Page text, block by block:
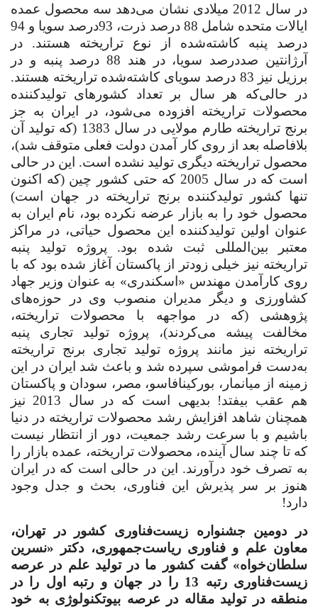
در سال 2012 میلادی نشان می‌دهد سه محصول عمده
ایالات متحده شامل 88 درصد
ذرت، 93‌درصد سویا و 94
درصد پنبه کاشته‌شده از نوع تراریخته هستند. در
آرژانتین صد‌درصد سویا، در هند 88 درصد پنبه و در
برزیل نیز 83 درصد سویای کاشته‌شده تراریخته هستند.
در حالی‌که هر سال بر تعداد کشورهای تولیدکننده
محصولات تراریخته افزوده می‌شود، در ایران به جز
برنج تراریخته طارم مولایی در سال 1383 (که تولید آن
بلافاصله بعد از روی کار آمدن دولت فعلی متوقف شد)،
محصول تراریخته دیگری تولید نشده است. این در حالی
است که در سال 2005 که حتی کشور چین (که اکنون
تنها کشور تولیدکننده برنج تراریخته در جهان است)
محصول خود را به بازار عرضه نکرده بود، نام ایران به
عنوان اولین تولیدکننده این محصول حیاتی، در مراکز
معتبر بین‌المللی ثبت شده بود. پروژه تولید پنبه
تراریخته نیز خیلی زودتر از پاکستان آغاز شده بود که با
روی کارآمدن مهندس «اسکندری» به عنوان وزیر جهاد
کشاورزی و دیگر مدیران منصوب وی در حوزه‌های
پژوهشی (که در مواجهه با محصولات تراریخته،
مخالفت پیشه می‌کردند)، پروژه تولید تجاری پنبه
تراریخته نیز مانند پروژه تولید تجاری برنج تراریخته
به‌دست فراموشی سپرده شد و باعث شد ایران در این
زمینه از میانمار، بورکینافاسو، مصر، سودان و پاکستان
هم عقب بیفتد! بدیهی است که در سال 2013 نیز
همچنان شاهد افزایش رشد محصولات تراریخته در دنیا
باشیم و با سرعت رشد جمعیت، دور از انتظار نیست
که تا چند سال آینده، محصولات تراریخته، عمده بازار را
به تصرف خود درآورند. این در حالی است که در ایران
هنوز بر سر پذیرش این فناوری، بحث و جدل وجود
دارد!
‌در دومین جشنواره زیست‌فناوری کشور در تهران،
معاون علم و فناوری ریاست‌جمهوری، دکتر «نسرین
سلطان‌خواه» گفت کشور ما در تولید علم در عرصه
زیست‌فناوری رتبه 13 را در جهان و رتبه اول را در
منطقه در تولید مقاله در عرصه بیوتکنولوژی به خود